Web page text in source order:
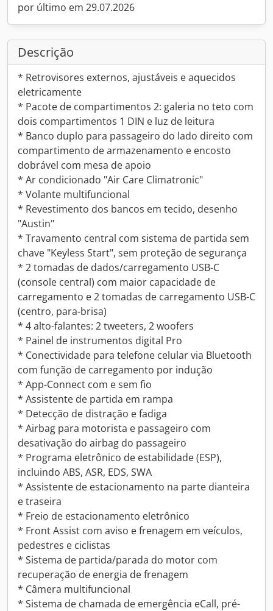
por último em 29.07.2026
Descrição
* Retrovisores externos, ajustáveis e aquecidos
eletricamente
* Pacote de compartimentos 2: galeria no teto com
dois compartimentos 1 DIN e luz de leitura
* Banco duplo para passageiro do lado direito com
compartimento de armazenamento e encosto
dobrável com mesa de apoio
* Ar condicionado "Air Care Climatronic"
* Volante multifuncional
* Revestimento dos bancos em tecido, desenho
"Austin"
* Travamento central com sistema de partida sem
chave "Keyless Start", sem proteção de segurança
* 2 tomadas de dados/carregamento USB-C
(console central) com maior capacidade de
carregamento e 2 tomadas de carregamento USB-C
(centro, para-brisa)
* 4 alto-falantes: 2 tweeters, 2 woofers
* Painel de instrumentos digital Pro
* Conectividade para telefone celular via Bluetooth
com função de carregamento por indução
* App-Connect com e sem fio
* Assistente de partida em rampa
* Detecção de distração e fadiga
* Airbag para motorista e passageiro com
desativação do airbag do passageiro
* Programa eletrônico de estabilidade (ESP),
incluindo ABS, ASR, EDS, SWA
* Assistente de estacionamento na parte dianteira
e traseira
* Freio de estacionamento eletrônico
* Front Assist com aviso e frenagem em veículos,
pedestres e ciclistas
* Sistema de partida/parada do motor com
recuperação de energia de frenagem
* Câmera multifuncional
* Sistema de chamada de emergência eCall, pré-